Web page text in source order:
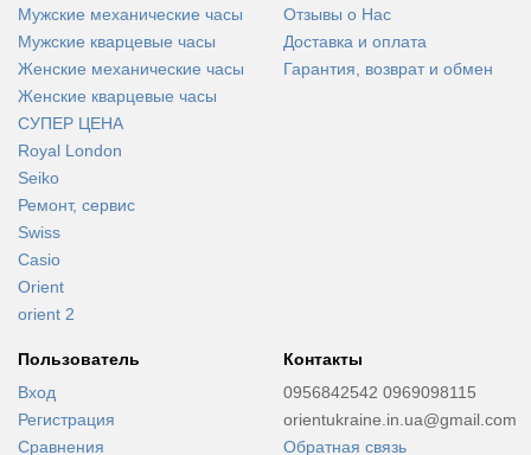
Мужские механические часы
Мужские кварцевые часы
Женские механические часы
Женские кварцевые часы
СУПЕР ЦЕНА
Royal London
Seiko
Ремонт, сервис
Swiss
Casio
Orient
orient 2
Отзывы о Нас
Доставка и оплата
Гарантия, возврат и обмен
Пользователь
Вход
Регистрация
Сравнения
Контакты
0956842542 0969098115
orientukraine.in.ua@gmail.com
Обратная связь